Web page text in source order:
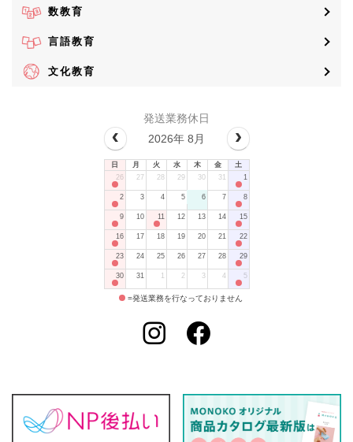
数教育
言語教育
文化教育
発送業務休日
2026年 8月
日 月 火 水 木 金
土
26
27 28 29 30 31 1
2 3 4 5 6 7 8
9 10 11 12 13 14 15
16 17 18 19 20 21 22
23 24 25 26 27 28 29
30 31 1 2 3 4 5
=発送業務を行なっておりません